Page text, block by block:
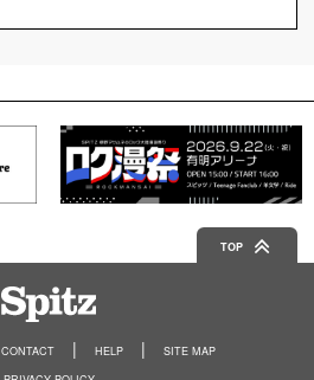
TOP
CONTACT HELP
SITE MAP